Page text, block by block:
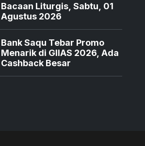
Bacaan Liturgis, Sabtu, 01
Agustus 2026
Bank Saqu Tebar Promo
Menarik di GIIAS 2026, Ada
Cashback Besar